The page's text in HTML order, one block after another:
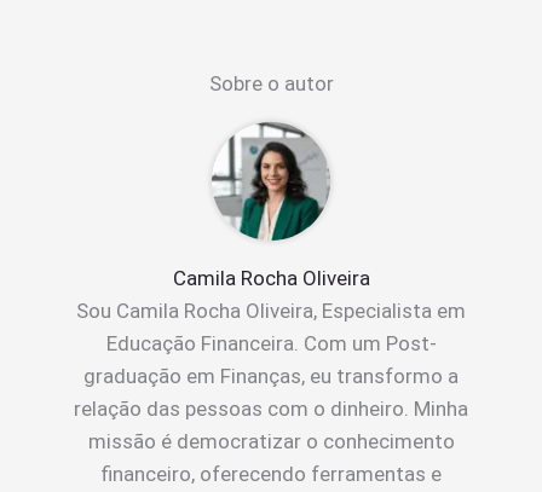
Sobre o autor
Camila Rocha Oliveira
Sou Camila Rocha Oliveira, Especialista em
Educação Financeira. Com um Post-
graduação em Finanças, eu transformo a
relação das pessoas com o dinheiro. Minha
missão é democratizar o conhecimento
financeiro, oferecendo ferramentas e